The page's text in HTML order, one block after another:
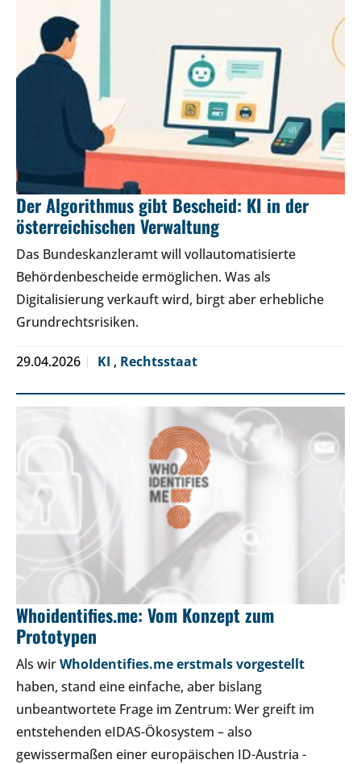
Der Algorithmus gibt Bescheid: KI in der
österreichischen Verwaltung
Das Bundeskanzleramt will vollautomatisierte
Behördenbescheide ermöglichen. Was als
Digitalisierung verkauft wird, birgt aber erhebliche
Grundrechtsrisiken.
29.04.2026 KI , Rechtsstaat
Whoidentifies.me: Vom Konzept zum
Prototypen
Als wirWhoIdentifies.me erstmals vorgestellt
haben, stand eine einfache, aber bislang
unbeantwortete Frage im Zentrum: Wer greift im
entstehenden eIDAS-Ökosystem – also
gewissermaßen einer europäischen ID-Austria -